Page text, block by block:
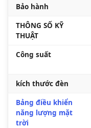
Bảo hành
THÔNG SỐ KỸ
THUẬT
Công suất
kích thước đèn
Bảng điều khiển
năng lượng mặt
trời